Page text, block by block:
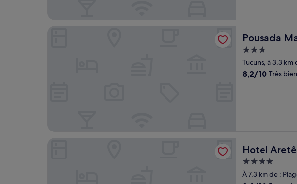
Pousada
Pousada Mar e
Hébergement
3.0 étoiles
Tucuns, à 3,3 km
8.2
8,2/10 Très bien
Hotel Aretê
Hotel Aretê
Hébergement
4.0 étoiles
À 7,3 km de :